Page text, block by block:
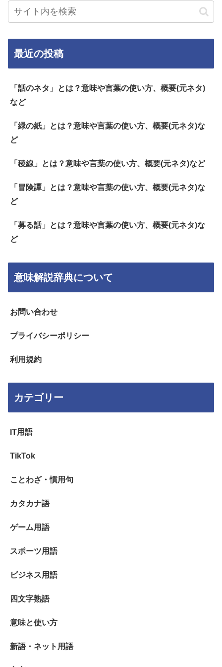
最近の投稿
「話のネタ」とは？意味や言葉の使い方、概要(元ネタ)
など
「緑の紙」とは？意味や言葉の使い方、概要(元ネタ)な
ど
「稜線」とは？意味や言葉の使い方、概要(元ネタ)など
「冒険譚」とは？意味や言葉の使い方、概要(元ネタ)な
ど
「募る話」とは？意味や言葉の使い方、概要(元ネタ)な
ど
意味解説辞典について
お問い合わせ
プライバシーポリシー
利用規約
カテゴリー
IT用語
TikTok
ことわざ・慣用句
カタカナ語
ゲーム用語
スポーツ用語
ビジネス用語
四文字熟語
意味と使い方
新語・ネット用語